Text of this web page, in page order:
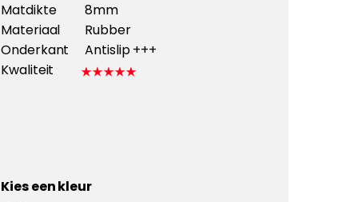
Matdikte
8mm
Materiaal
Rubber
Onderkant
Antislip +++
Kwaliteit
Kies een kleur